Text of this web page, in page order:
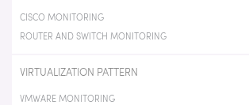
CISCO MONITORING
ROUTER AND SWITCH MONITORING
VIRTUALIZATION PATTERN
VMWARE MONITORING